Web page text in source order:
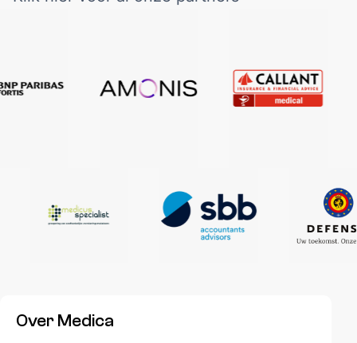
Over Medica